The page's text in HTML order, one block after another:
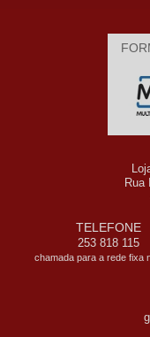
Rua
TELEFONE
253 818 115
chamada para a rede fixa